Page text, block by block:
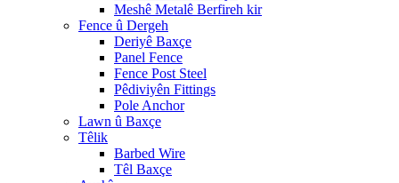
Meshê Metalê Berfireh kir
Fence û Dergeh
Deriyê Baxçe
Panel Fence
Fence Post Steel
Pêdiviyên Fittings
Pole Anchor
Lawn û Baxçe
Têlik
Barbed Wire
Têl Baxçe